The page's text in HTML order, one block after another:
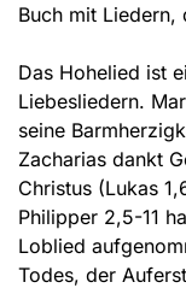
Buch mit Liedern,
Das Hohelied ist
Liebesliedern.
seine
Zacharias dankt
Christus (Lukas
Philipper 2,5-11
Loblied
Todes, der